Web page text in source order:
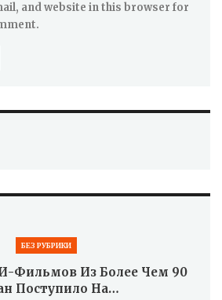
and website in this browser for
БЕЗ РУБРИКИ
Фильмов Из Более Чем 90
Поступило На…